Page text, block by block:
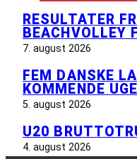
RESULTATER
BEACHVOLLEY
7. august 2026
FEM DANSKE
KOMMENDE UGE
5. august 2026
U20
4. august 2026